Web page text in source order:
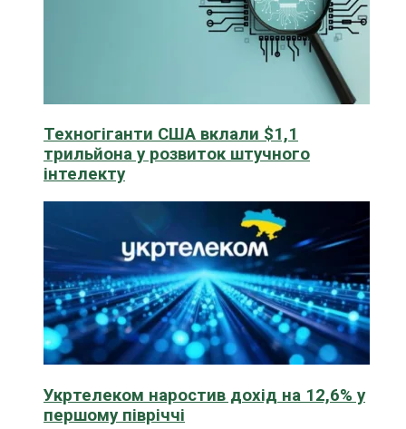
Техногіганти США вклали $1,1
трильйона у розвиток штучного
інтелекту
Укртелеком наростив дохід на 12,6% у
першому півріччі